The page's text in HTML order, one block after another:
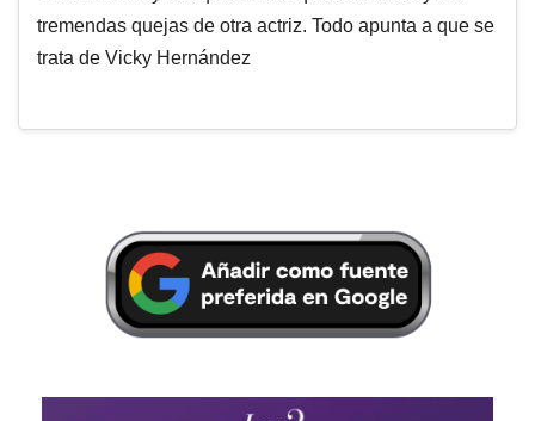
tremendas quejas de otra actriz. Todo apunta a que se
trata de Vicky Hernández